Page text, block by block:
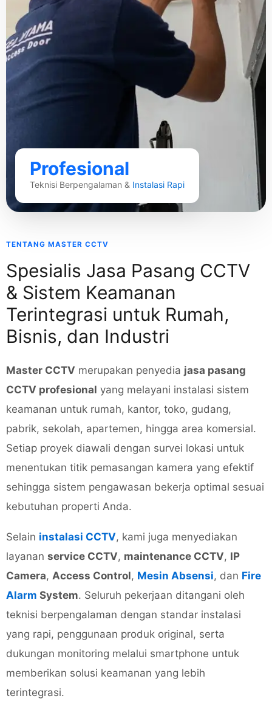
Profesional
Teknisi Berpengalaman & Instalasi Rapi
TENTANG MASTER CCTV
Spesialis Jasa Pasang CCTV
& Sistem Keamanan
Terintegrasi untuk Rumah,
Bisnis, dan Industri
Master CCTV merupakan penyedia jasa pasang
CCTV profesional yang melayani instalasi sistem
keamanan untuk rumah, kantor, toko, gudang,
pabrik, sekolah, apartemen, hingga area komersial.
Setiap proyek diawali dengan survei lokasi untuk
menentukan titik pemasangan kamera yang efektif
sehingga sistem pengawasan bekerja optimal sesuai
kebutuhan properti Anda.
Selain instalasi CCTV, kami juga menyediakan
layanan service CCTV, maintenance CCTV, IP
Camera, Access Control, Mesin Absensi, dan Fire
Alarm System. Seluruh pekerjaan ditangani oleh
teknisi berpengalaman dengan standar instalasi
yang rapi, penggunaan produk original, serta
dukungan monitoring melalui smartphone untuk
memberikan solusi keamanan yang lebih
terintegrasi.